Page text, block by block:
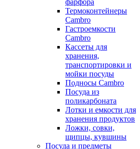
Термоконтейнеры
Cambro
Гастроемкости
Cambro
Кассеты для
хранения,
транспортировки и
мойки посуды
Подносы Cambro
Посуда из
поликарбоната
Лотки и емкости для
хранения продуктов
Ложки, совки,
щипцы, кувшины
Посуда и предметы